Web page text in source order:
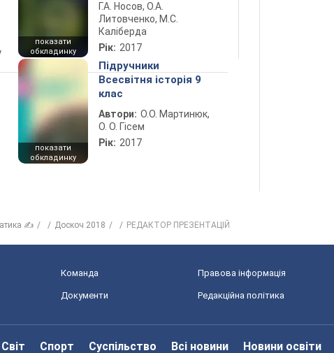
показати
обкладинку
Г.А. Носов, О.А.
Литовченко, М.С.
Каліберда
Рік: 2017
показати
обкладинку
Підручники
Всесвітня історія 9
клас
Автори: О.О. Мартинюк,
О. О. Гісем
Рік: 2017
✍ Доскоч 2018 РЕДАКТОР ПРЕЗЕНТАЦІЙ
Команда Правова інформація
Документи Редакційна політика
Світ Спорт Суспільство Всі новини Новини освіти